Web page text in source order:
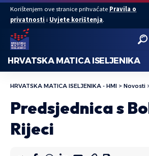
Korištenjem ove stranice prihvaćate Pravila o
privatnosti i Uvjete korištenja.
HRVATSKA MATICA ISELJENIKA
HRVATSKA MATICA ISELJENIKA - HMI > Novosti
Predsjednica s
Rijeci